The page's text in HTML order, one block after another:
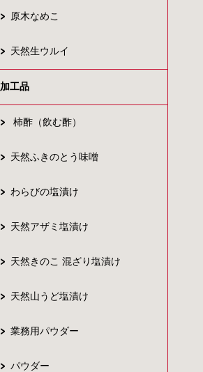
原木なめこ
天然生ウルイ
加工品
柿酢（飲む酢）
天然ふきのとう味噌
わらびの塩漬け
天然アザミ塩漬け
天然きのこ 混ざり塩漬け
天然山うど塩漬け
業務用パウダー
パウダー